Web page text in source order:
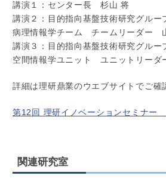
講演１：センター長 杉山 将
講演２：目的指向基盤技術研究グルー
病理情報学チーム チームリーダー
講演３：目的指向基盤技術研究グルー
空間情報学ユニット ユニットリー
詳細は理研鼎業のウエブサイトでご確
第12回 理研イノベーションセミナー
関連研究室